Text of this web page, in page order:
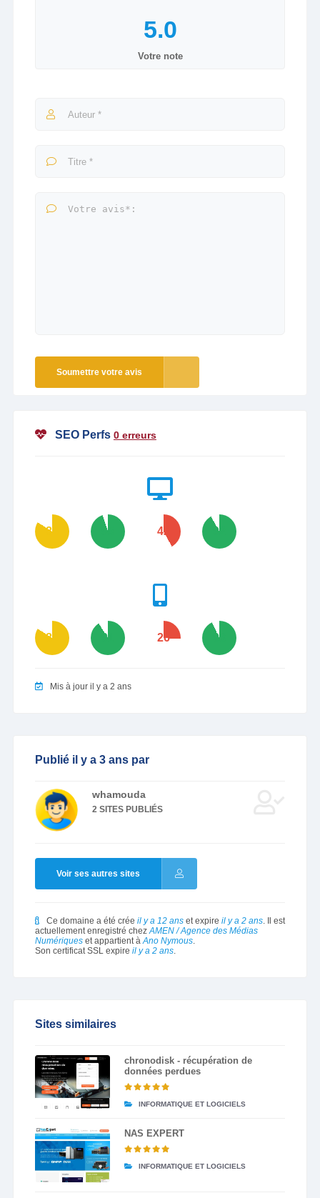
Votre note
Soumettre votre avis
SEO Perfs 0 erreurs
84 95 42 92
84 91 26 93
Mis à jour il y a 2 ans
Publié il y a 3 ans par
whamouda
2 SITES PUBLIÉS
Voir ses autres sites
Ce domaine a été crée il y a 12 anset expire il y a 2 ans. Il est
actuellement enregistré chezAMEN / Agence des Médias
Numériqueset appartient àAno Nymous.
Son certificat SSL expire il y a 2 ans.
Sites similaires
chronodisk - récupération de
données perdues
INFORMATIQUE ET LOGICIELS
NAS EXPERT
INFORMATIQUE ET LOGICIELS